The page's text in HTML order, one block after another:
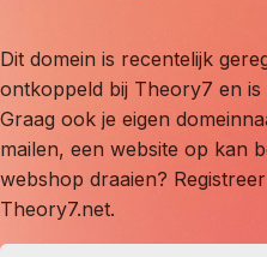
Dit domein is recentelijk
ontkoppeld bij Theory7 en is
Graag ook je eigen
mailen, een website op kan
webshop draaien?
Theory7.net.